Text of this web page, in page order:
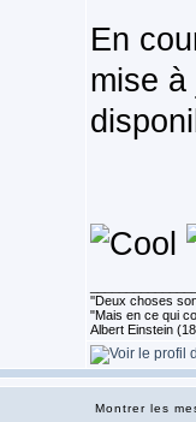
En
mise
''Deux choses
"Mais en ce qui
Albert Einstein
Montrer les